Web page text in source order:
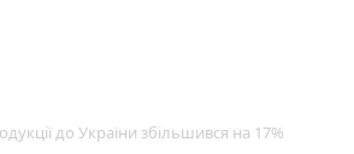
до України збільшився на 17%